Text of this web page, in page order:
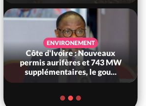
ENVIRONEMENT
Côte d'Ivoire : Nouveaux
permis aurifères et 743 MW
supplémentaires, le gou...